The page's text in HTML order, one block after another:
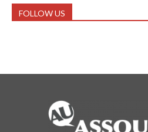
FOLLOW US